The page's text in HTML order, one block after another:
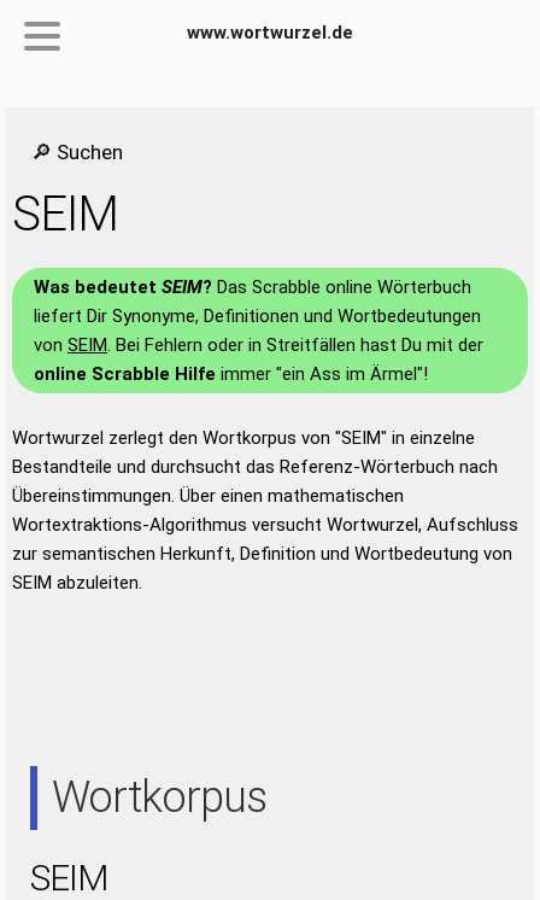
www.wortwurzel.de
🔎 Suchen
SEIM
Was bedeutet SEIM? Das Scrabble online Wörterbuch
liefert Dir Synonyme, Definitionen und Wortbedeutungen
von SEIM. Bei Fehlern oder in Streitfällen hast Du mit der
online Scrabble Hilfe immer "ein Ass im Ärmel"!
Wortwurzel zerlegt den Wortkorpus von "SEIM" in einzelne
Bestandteile und durchsucht das Referenz-Wörterbuch nach
Übereinstimmungen. Über einen mathematischen
Wortextraktions-Algorithmus versucht Wortwurzel, Aufschluss
zur semantischen Herkunft, Definition und Wortbedeutung von
SEIM abzuleiten.
Wortkorpus
SEIM